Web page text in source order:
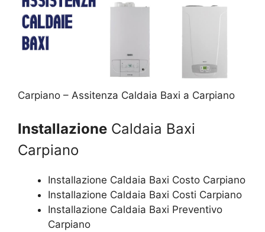
Carpiano – Assitenza Caldaia Baxi a Carpiano
Installazione Caldaia Baxi
Carpiano
Installazione Caldaia Baxi Costo Carpiano
Installazione Caldaia Baxi Costi Carpiano
Installazione Caldaia Baxi Preventivo
Carpiano